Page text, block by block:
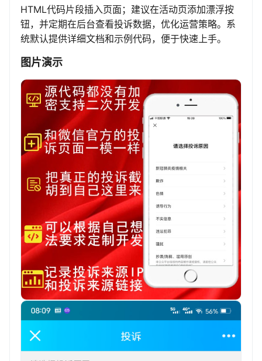
HTML代码片段插入页面；建议在活动页添加漂浮按
钮，并定期在后台查看投诉数据，优化运营策略。系
统默认提供详细文档和示例代码，便于快速上手。
图片演示